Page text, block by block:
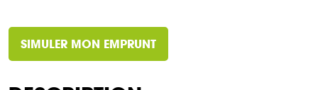
SIMULER MON EMPRUNT